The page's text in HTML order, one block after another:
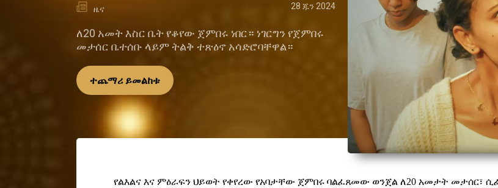
ዜና 28 ጁን 2024
ለ20 አመት እስር ቤት የቆየው ጀምበሩ ነበር። ነገርግን የጀምበሩ
መታሰር ቤተሰቡ ላይም ትልቅ ተጽዕኖ አሳድሮባቸዋል።
ተጨማሪ ይመልከቱ
የልእልና እና ምዕራፍን ህይወት የቀየረው የአባታቸው ጀምበሩ ባልፈጸመው ወንጀል ለ20 አመታት መታሰር፣